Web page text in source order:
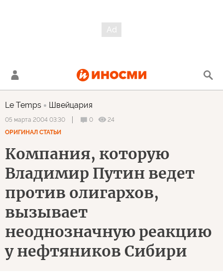
Le Temps Швейцария
05 марта 2004 03:30 0
24
ОРИГИНАЛ СТАТЬИ
Компания, которую
Владимир Путин ведет
против олигархов,
вызывает
неоднозначную реакцию
у нефтяников Сибири